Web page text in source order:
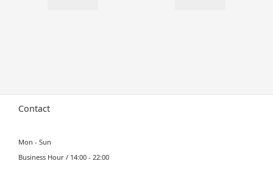
Contact
Mon - Sun
Business Hour / 14:00 - 22:00